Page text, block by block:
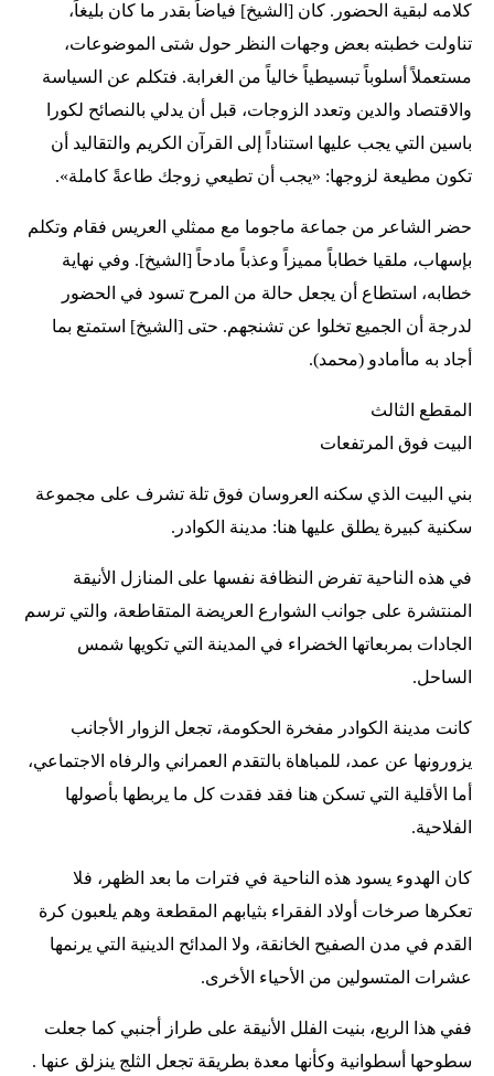
كلامه لبقية الحضور. كان [الشيخ] فياضاً بقدر ما كان بليغاً،
تناولت خطبته بعض وجهات النظر حول شتى الموضوعات،
مستعملاً أسلوباً تبسيطياً خالياً من الغرابة. فتكلم عن السياسة
والاقتصاد والدين وتعدد الزوجات، قبل أن يدلي بالنصائح لكورا
باسين التي يجب عليها استناداً إلى القرآن الكريم والتقاليد أن
تكون مطيعة لزوجها: «يجب أن تطيعي زوجك طاعةً كاملة».
حضر الشاعر من جماعة ماجوما مع ممثلي العريس فقام وتكلم
بإسهاب، ملقيا خطاباً مميزاً وعذباً مادحاً [الشيخ]. وفي نهاية
خطابه، استطاع أن يجعل حالة من المرح تسود في الحضور
لدرجة أن الجميع تخلوا عن تشنجهم. حتى [الشيخ] استمتع بما
أجاد به ماأمادو (محمد).
المقطع الثالث
البيت فوق المرتفعات
بني البيت الذي سكنه العروسان فوق تلة تشرف على مجموعة
سكنية كبيرة يطلق عليها هنا: مدينة الكوادر.
في هذه الناحية تفرض النظافة نفسها على المنازل الأنيقة
المنتشرة على جوانب الشوارع العريضة المتقاطعة، والتي ترسم
الجادات بمربعاتها الخضراء في المدينة التي تكويها شمس
الساحل.
كانت مدينة الكوادر مفخرة الحكومة، تجعل الزوار الأجانب
يزورونها عن عمد، للمباهاة بالتقدم العمراني والرفاه الاجتماعي،
أما الأقلية التي تسكن هنا فقد فقدت كل ما يربطها بأصولها
الفلاحية.
كان الهدوء يسود هذه الناحية في فترات ما بعد الظهر، فلا
تعكرها صرخات أولاد الفقراء بثيابهم المقطعة وهم يلعبون كرة
القدم في مدن الصفيح الخانقة، ولا المدائح الدينية التي يرنمها
عشرات المتسولين من الأحياء الأخرى.
ففي هذا الربع، بنيت الفلل الأنيقة على طراز أجنبي كما جعلت
سطوحها أسطوانية وكأنها معدة بطريقة تجعل الثلج ينزلق عنها .